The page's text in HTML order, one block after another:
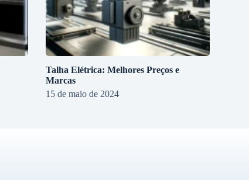
Talha Elétrica: Melhores Preços e
Marcas
15 de maio de 2024